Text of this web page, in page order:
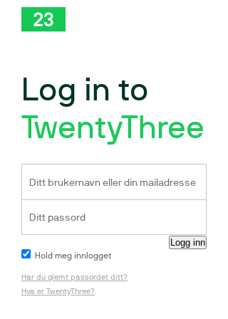
Log in to
TwentyThree
Hold meg innlogget
Har du glemt passordet ditt?
Hva er TwentyThree?